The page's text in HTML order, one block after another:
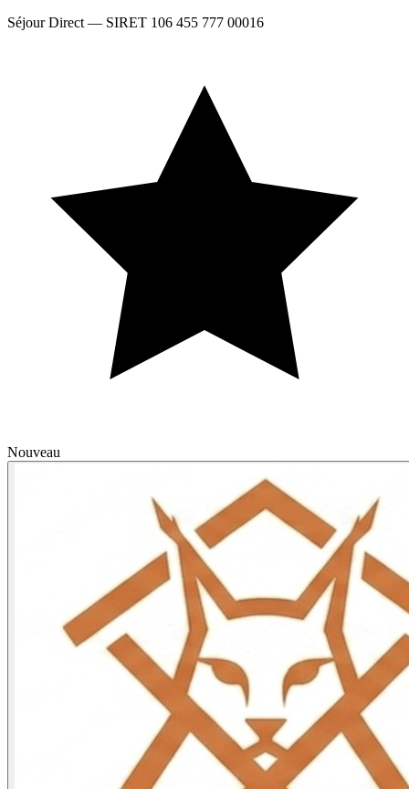
Séjour Direct — SIRET 106 455 777 00016
Nouveau